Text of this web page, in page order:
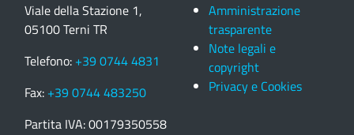
Viale della Stazione 1,
05100 Terni TR
Telefono: +39 0744 4831
Fax: +39 0744 483250
Partita IVA: 00179350558
Amministrazione
trasparente
Note legali e
copyright
Privacy e Cookies